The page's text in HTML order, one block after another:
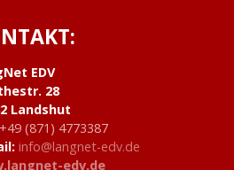
EDV
28
Landshut
+49 (871) 4773387
info@langnet-edv.de
edv.de